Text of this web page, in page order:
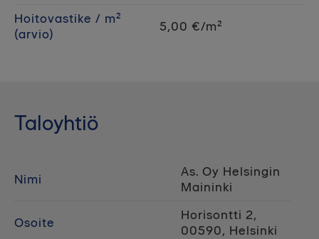
Hoitovastike / m²
(arvio)
5,00 €/m²
Taloyhtiö
Nimi
As. Oy Helsingin
Maininki
Osoite
Horisontti 2,
00590, Helsinki